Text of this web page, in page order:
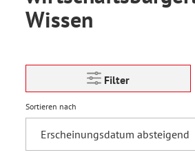
Wissen
Filter
Sortieren nach